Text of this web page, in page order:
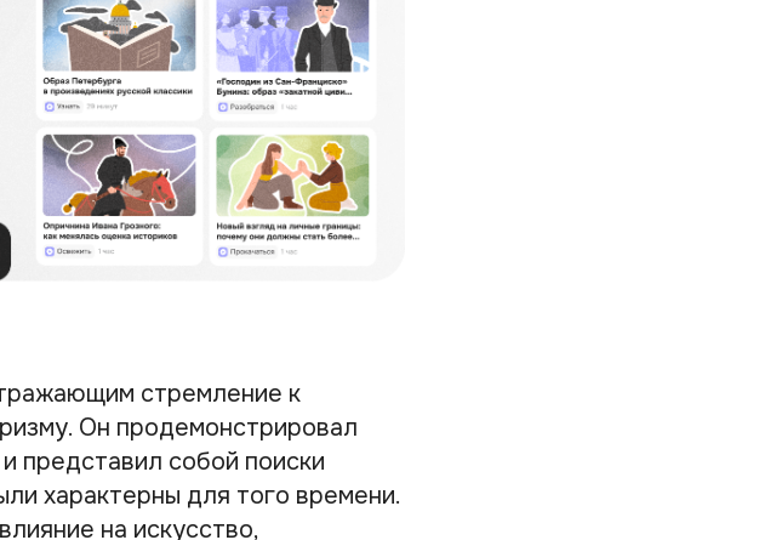
стремление к
Он продемонстрировал
представил собой поиски
характерны для того времени.
на искусство,